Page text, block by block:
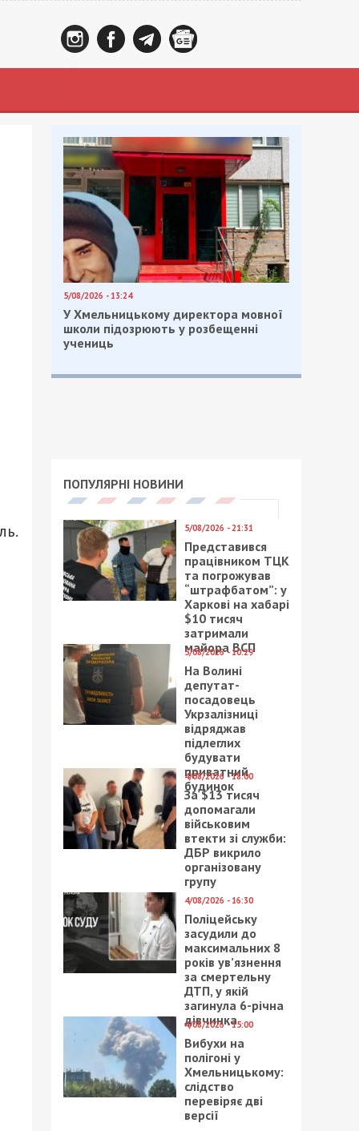
5/08/2026 - 13:24
У Хмельницькому директора мовної
школи підозрюють у розбещенні
учениць
ПОПУЛЯРНІ НОВИНИ
5/08/2026 - 21:31
Представився
працівником ТЦК
та погрожував
“штрафбатом”: у
Харкові на хабарі
$10 тисяч
затримали
майора ВСП
5/08/2026 - 10:29
На Волині
депутат-
посадовець
Укрзалізниці
відряджав
підлеглих
будувати
приватний
будинок
4/08/2026 - 18:00
За $13 тисяч
допомагали
військовим
втекти зі служби:
ДБР викрило
організовану
групу
4/08/2026 - 16:30
Поліцейську
засудили до
максимальних 8
років ув’язнення
за смертельну
ДТП, у якій
загинула 6-річна
дівчинка
4/08/2026 - 15:00
Вибухи на
полігоні у
Хмельницькому:
слідство
перевіряє дві
версії